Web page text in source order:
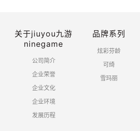
关于jiuyou九游
ninegame
公司简介
企业荣誉
企业文化
企业环境
发展历程
品牌系列
炫彩芬龄
可绮
雪玛丽